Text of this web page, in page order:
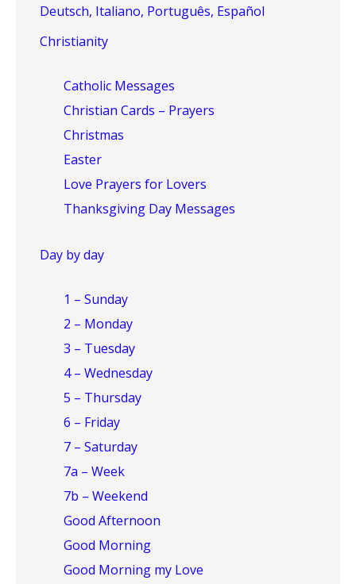
Deutsch, Italiano, Português, Español
Christianity
Catholic Messages
Christian Cards – Prayers
Christmas
Easter
Love Prayers for Lovers
Thanksgiving Day Messages
Day by day
1 – Sunday
2 – Monday
3 – Tuesday
4 – Wednesday
5 – Thursday
6 – Friday
7 – Saturday
7a – Week
7b – Weekend
Good Afternoon
Good Morning
Good Morning my Love